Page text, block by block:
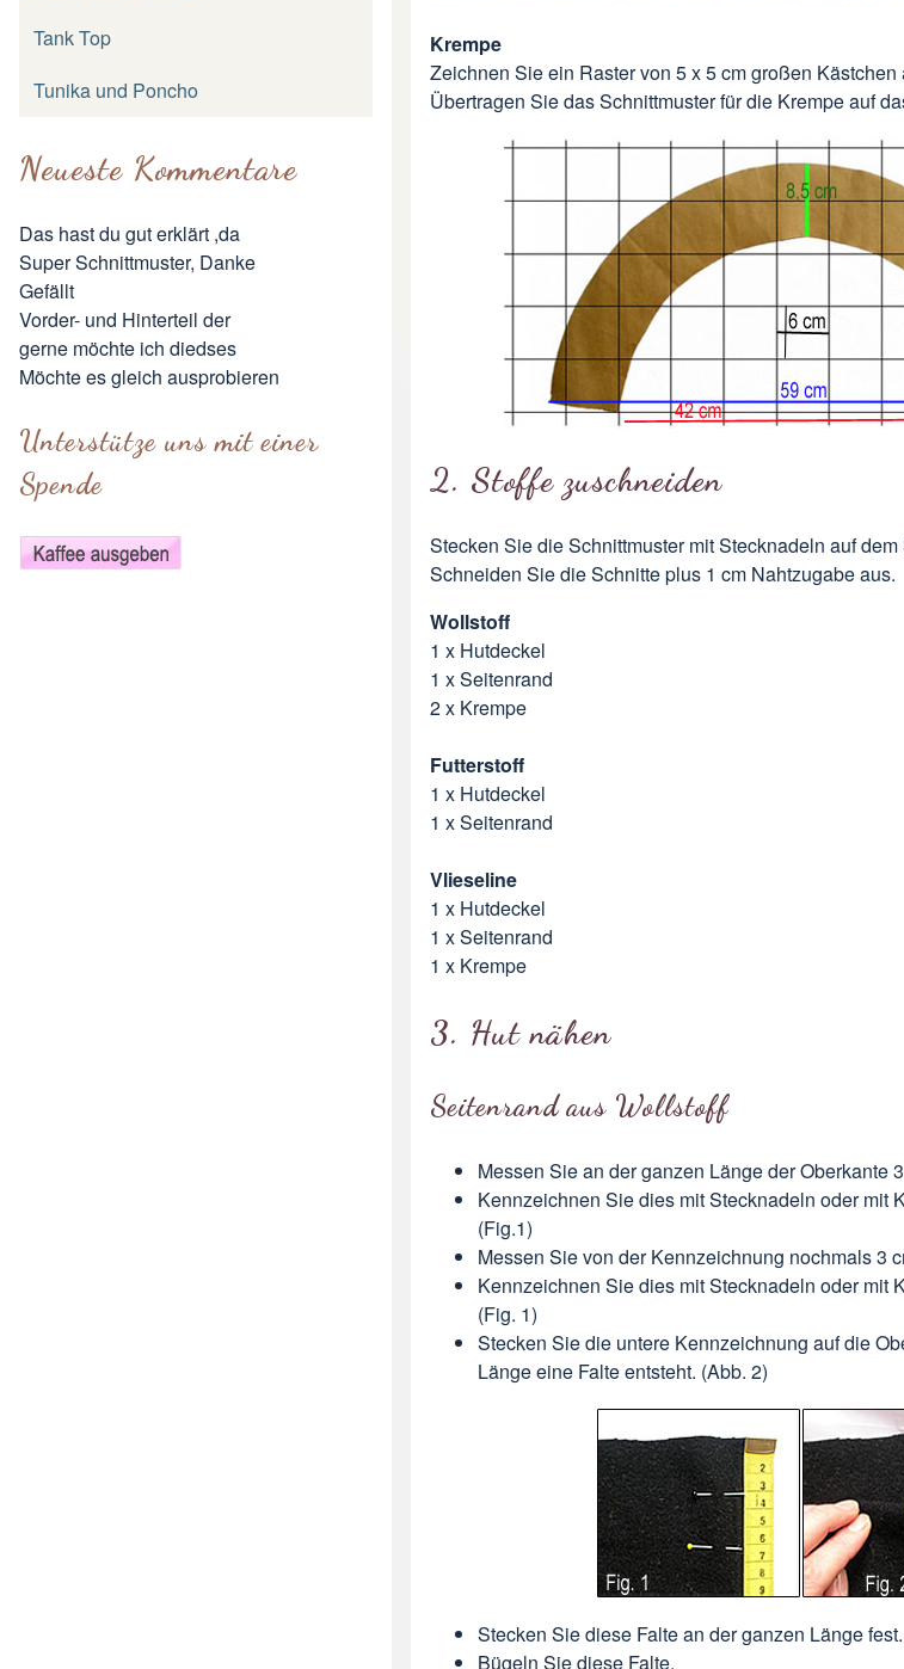
Tank Top
Tunika und Poncho
Neueste Kommentare
Das hast du gut erklärt ,da
Super Schnittmuster, Danke
Gefällt
Vorder- und Hinterteil der
gerne möchte ich diedses
Möchte es gleich ausprobieren
Unterstütze uns mit einer
Spende
Krempe
Zeichnen Sie ein Raster von 5 x 5 cm großen Kästchen
Übertragen Sie das Schnittmuster für die Krempe auf
2. Stoffe zuschneiden
Stecken Sie die Schnittmuster mit Stecknadeln auf dem
Schneiden Sie die Schnitte plus 1 cm Nahtzugabe aus.
Wollstoff
1 x Hutdeckel
1 x Seitenrand
2 x Krempe
Futterstoff
1 x Hutdeckel
1 x Seitenrand
Vlieseline
1 x Hutdeckel
1 x Seitenrand
1 x Krempe
3. Hut nähen
Seitenrand aus Wollstoff
Messen Sie an der ganzen Länge der Oberkante
Kennzeichnen Sie dies mit Stecknadeln oder mit
(Fig.1)
Messen Sie von der Kennzeichnung nochmals 3
Kennzeichnen Sie dies mit Stecknadeln oder mit
(Fig. 1)
Stecken Sie die untere Kennzeichnung auf die
Länge eine Falte entsteht. (Abb. 2)
Stecken Sie diese Falte an der ganzen Länge
Bügeln Sie diese Falte.